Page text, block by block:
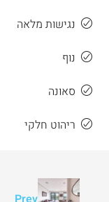
נגישות מלאה
נוף
סאונה
ריהוט חלקי